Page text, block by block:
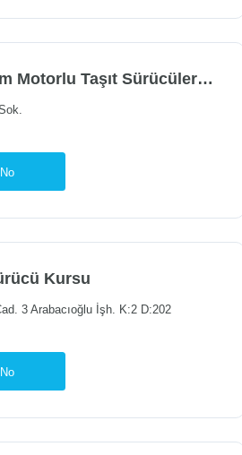
Özel Adana Cem Motorlu Taşıt Sürücüleri Kursu
Kursu
3 Arabacıoğlu İşh. K:2 D:202